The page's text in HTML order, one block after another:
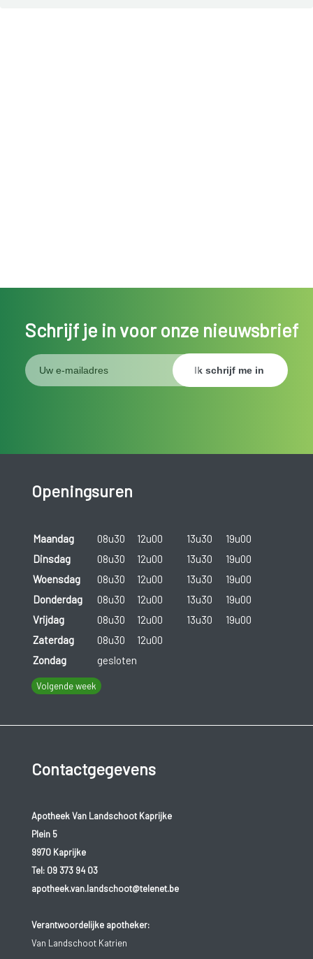
Schrijf je in voor onze nieuwsbrief
Openingsuren
Maandag 08u30 12u00 13u30
19u00
Dinsdag
08u30 12u00 13u30
19u00
Woensdag
08u30 12u00 13u30
19u00
Donderdag
08u30 12u00 13u30
19u00
Vrijdag
08u30 12u00 13u30
19u00
Zaterdag
08u30
12u00
Zondag
gesloten
Volgende week
Contactgegevens
Apotheek Van Landschoot Kaprijke
Plein 5
9970 Kaprijke
Tel: 09 373 94 03
apotheek.van.landschoot@telenet.be
Verantwoordelijke apotheker:
Van Landschoot Katrien